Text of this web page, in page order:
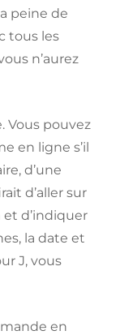
peine de
tous les
n’aurez
Vous pouvez
en ligne s’il
d’une
d’aller sur
d’indiquer
la date et
J, vous
en